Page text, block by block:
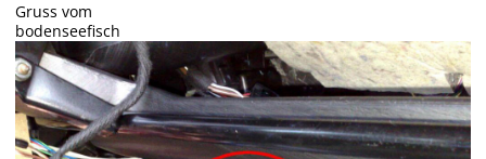
Gruss vom
bodenseefisch